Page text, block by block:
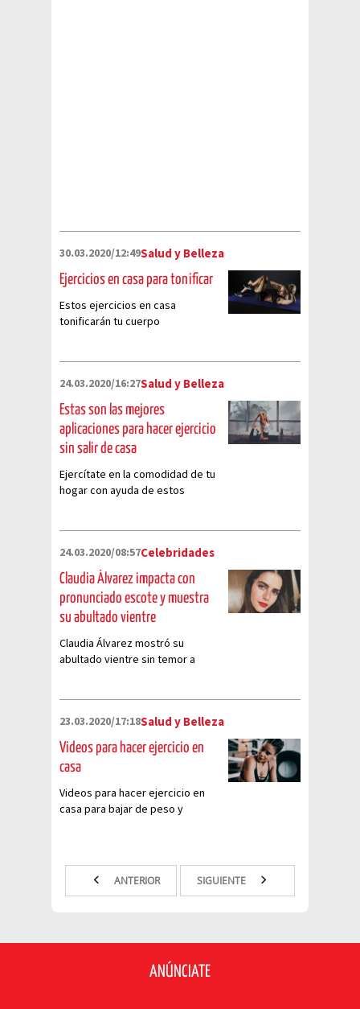
30.03.2020/12:49Salud y Belleza
Ejercicios en casa para tonificar
Estos ejercicios en casa
tonificarán tu cuerpo
24.03.2020/16:27Salud y Belleza
Estas son las mejores
aplicaciones para hacer ejercicio
sin salir de casa
Ejercítate en la comodidad de tu
hogar con ayuda de estos
24.03.2020/08:57Celebridades
Claudia Álvarez impacta con
pronunciado escote y muestra
su abultado vientre
Claudia Álvarez mostró su
abultado vientre sin temor a
23.03.2020/17:18Salud y Belleza
Videos para hacer ejercicio en
casa
Videos para hacer ejercicio en
casa para bajar de peso y
ANTERIOR SIGUIENTE
ANÚNCIATE